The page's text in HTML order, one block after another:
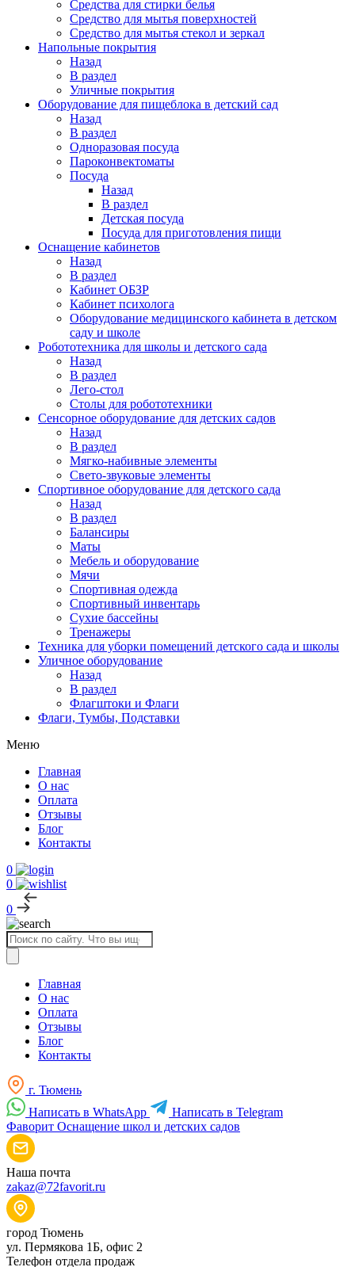
Средства для стирки белья
Средство для мытья поверхностей
Средство для мытья стекол и зеркал
Напольные покрытия
Назад
В раздел
Уличные покрытия
Оборудование для пищеблока в детский сад
Назад
В раздел
Одноразовая посуда
Пароконвектоматы
Посуда
Назад
В раздел
Детская посуда
Посуда для приготовления пищи
Оснащение кабинетов
Назад
В раздел
Кабинет ОБЗР
Кабинет психолога
Оборудование медицинского кабинета в детском
саду и школе
Робототехника для школы и детского сада
Назад
В раздел
Лего-стол
Столы для робототехники
Сенсорное оборудование для детских садов
Назад
В раздел
Мягко-набивные элементы
Свето-звуковые элементы
Спортивное оборудование для детского сада
Назад
В раздел
Балансиры
Маты
Мебель и оборудование
Мячи
Спортивная одежда
Спортивный инвентарь
Сухие бассейны
Тренажеры
Техника для уборки помещений детского сада и школы
Уличное оборудование
Назад
В раздел
Флагштоки и Флаги
Флаги, Тумбы, Подставки
Меню
Главная
О нас
Оплата
Отзывы
Блог
Контакты
0
0
0
Поиск
товаров
Главная
О нас
Оплата
Отзывы
Блог
Контакты
г. Тюмень
Написать в WhatsApp
Написать в Telegram
Фаворит Оснащение школ и детских садов
Наша почта
zakaz@72favorit.ru
город Тюмень
ул. Пермякова 1Б, офис 2
Телефон отдела продаж